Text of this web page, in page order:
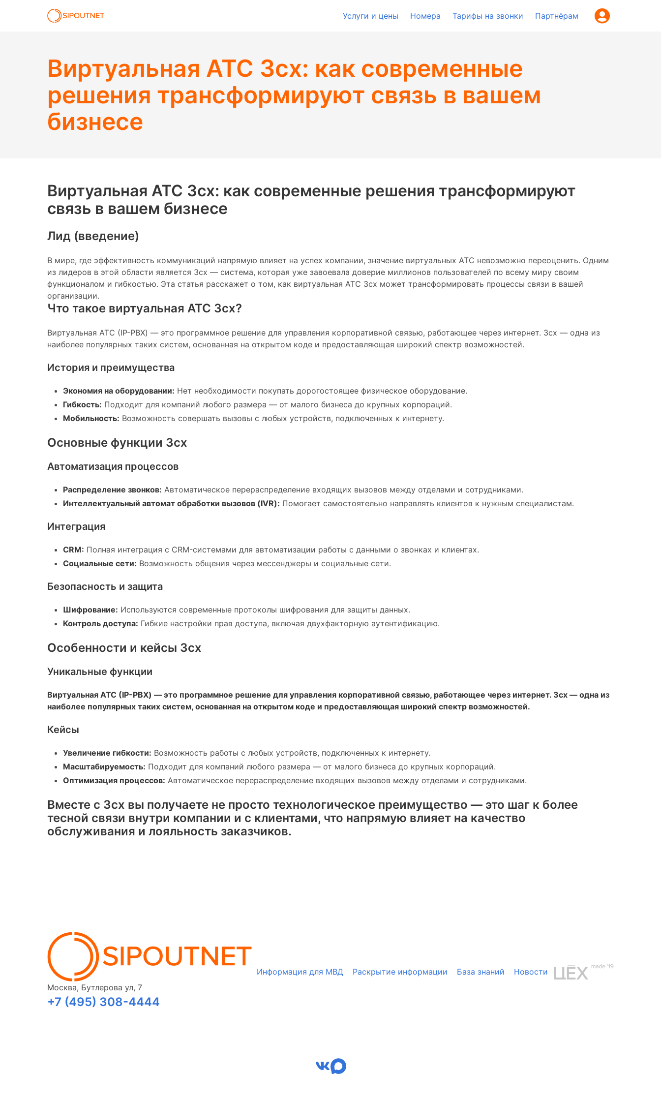
Услуги и цены Номера Тарифы на звонки Партнёрам
Виртуальная АТС 3cx: как современные
решения трансформируют связь в вашем
бизнесе
Виртуальная АТС 3cx: как современные решения трансформируют
связь в вашем бизнесе
Лид (введение)
В мире, где эффективность коммуникаций напрямую влияет на успех компании, значение виртуальных АТС невозможно переоценить. Одним
из лидеров в этой области является 3cx — система, которая уже завоевала доверие миллионов пользователей по всему миру своим
функционалом и гибкостью. Эта статья расскажет о том, как виртуальная АТС 3cx может трансформировать процессы связи в вашей
организации.
Что такое виртуальная АТС 3cx?
Виртуальная АТС (IP-PBX) — это программное решение для управления корпоративной связью, работающее через интернет. 3cx — одна из
наиболее популярных таких систем, основанная на открытом коде и предоставляющая широкий спектр возможностей.
История и преимущества
Экономия на оборудовании: Нет необходимости покупать дорогостоящее физическое оборудование.
Гибкость: Подходит для компаний любого размера — от малого бизнеса до крупных корпораций.
Мобильность: Возможность совершать вызовы с любых устройств, подключенных к интернету.
Основные функции 3cx
Автоматизация процессов
Распределение звонков: Автоматическое перераспределение входящих вызовов между отделами и сотрудниками.
Интеллектуальный автомат обработки вызовов (IVR): Помогает самостоятельно направлять клиентов к нужным специалистам.
Интеграция
CRM: Полная интеграция с CRM-системами для автоматизации работы с данными о звонках и клиентах.
Социальные сети: Возможность общения через мессенджеры и социальные сети.
Безопасность и защита
Шифрование: Используются современные протоколы шифрования для защиты данных.
Контроль доступа: Гибкие настройки прав доступа, включая двухфакторную аутентификацию.
Особенности и кейсы 3cx
Уникальные функции
Виртуальная АТС (IP-PBX) — это программное решение для управления корпоративной связью, работающее через интернет. 3cx — одна из
наиболее популярных таких систем, основанная на открытом коде и предоставляющая широкий спектр возможностей.
Кейсы
Увеличение гибкости: Возможность работы с любых устройств, подключенных к интернету.
Масштабируемость: Подходит для компаний любого размера — от малого бизнеса до крупных корпораций.
Оптимизация процессов: Автоматическое перераспределение входящих вызовов между отделами и сотрудниками.
Вместе с 3cx вы получаете не просто технологическое преимущество — это шаг к более
тесной связи внутри компании и с клиентами, что напрямую влияет на качество
обслуживания и лояльность заказчиков.
Москва, Бутлерова ул, 7
+7 (495) 308-4444
Информация для МВД Раскрытие информации База знаний Новости